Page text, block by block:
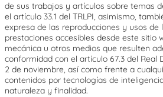
de sus trabajos y artículos sobre temas
el artículo 33.1 del TRLPI, asimismo,
expresa de las reproducciones y usos de
prestaciones accesibles desde este sitio
mecánica u otros medios que resulten
conformidad con el artículo 67.3 del Real
2 de noviembre, así como frente a
contenidos por tecnologías de
naturaleza y finalidad.